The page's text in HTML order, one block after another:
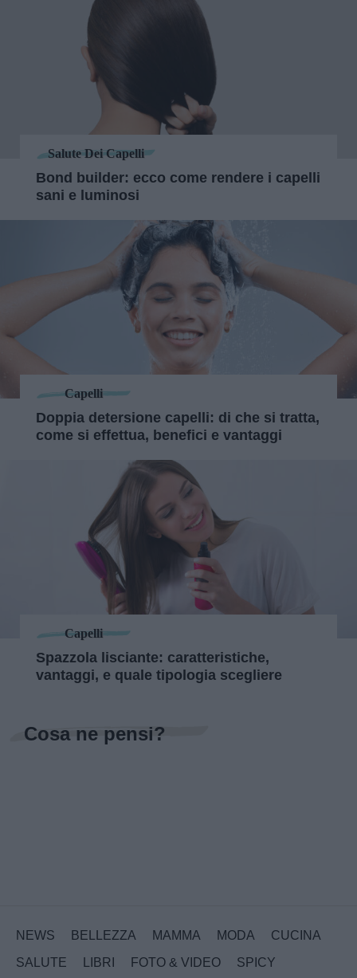
Salute Dei Capelli
Bond builder: ecco come rendere i capelli
sani e luminosi
Capelli
Doppia detersione capelli: di che si tratta,
come si effettua, benefici e vantaggi
Capelli
Spazzola lisciante: caratteristiche,
vantaggi, e quale tipologia scegliere
Cosa ne pensi?
NEWS BELLEZZA MAMMA MODA
CUCINA
SALUTE
LIBRI FOTO & VIDEO SPICY